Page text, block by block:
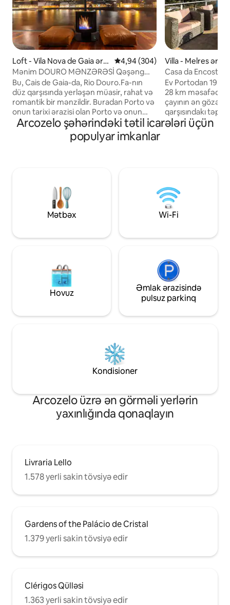
Loft - Vila Nova de Gaia əra
zisi
Ortalama reytinq 4,94/5, 304 rəy
4,94 (304)
Mənim DOURO MƏNZƏRƏSİ Qəşəng
Cem çayı Önü
Bu, Cais de Gaia-da, Rio Douro.Fa-nın
düz qarşısında yerləşən müasir, rahat və
romantik bir mənzildir. Buradan Porto və
onun tarixi ərazisi olan Porto və onun
tarixi ərazisi olan ən gözəl mənzərəyə
səyahətinizdən bir qədəh şərab içərək
üçün lazım olan bütün komforta sahib
olduğunuz müddətdə şəhərdə unikal
təcrübə təmin edəcək.
Villa - Melres
Casa da Encosta
Ev Portodan 19
28 km məsafədə
çayının ən gözəl
qarşısındakı
evdən deyil, həm
terrasdan,
ağacları
bəzi təzə
çəkinməyin!
Arcozelo şəhərindəki tətil icarələri üçün
populyar imkanlar
Mətbəx Wi-Fi
Hovuz
Əmlak ərazisində
pulsuz parkinq
Kondisioner
Arcozelo üzrə ən görməli yerlərin
yaxınlığında qonaqlayın
Livraria Lello
1.578 yerli sakin tövsiyə edir
Gardens of the Palácio de Cristal
1.379 yerli sakin tövsiyə edir
Clérigos Qülləsi
1.363 yerli sakin tövsiyə edir